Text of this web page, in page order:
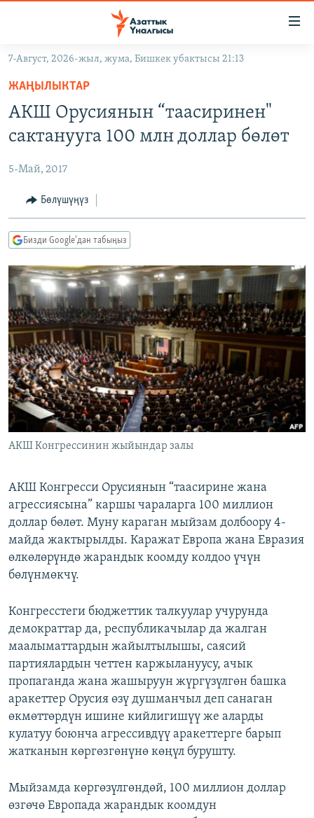
Навигацияга
өтүңүз
Издөөгө
салыңызКЫРГЫЗСТАН
ЭКОНОМИКА
МАДАНИЯТ
БОРБОР АЗИЯ
АТАЙЫН ИЛИКТӨӨ
ТВ ПРОГРАММАЛАР
ЭКСПЕРТТЕР ТАЛДАЙТ
БИЗ ЖАНА ДҮЙНӨ
ДАНИСТЕ
ЭЖЕ-СИҢДИЛЕР
АЗАТТЫК+
ЫҢГАЙСЫЗ СУРООЛОР
ӨЗГӨЧӨ ПИКИР
Русский
ОНЛАЙН ШЕРИНЕ
ЭЕ/АРнун бардык сайттары
7-Август, 2026-жыл, жума, Бишкек убактысы 21:13
ЖАҢЫЛЫКТАР
АКШ Орусиянын “таасиринен"
сактанууга 100 млн доллар бөлөт
5-Май, 2017
Бөлүшүңүз
Бизди Google'дан табыңыз
АКШ Конгрессинин жыйындар залы
АКШ Конгресси Орусиянын “таасирине жана
агрессиясына” каршы чараларга 100 миллион
доллар бөлөт. Муну караган мыйзам долбоору 4-
майда жактырылды. Каражат Европа жана Евразия
өлкөлөрүндө жарандык коомду колдоо үчүн
бөлүнмөкчү.
Конгресстеги бюджеттик талкуулар учурунда
демократтар да, республикачылар да жалган
маалыматтардын жайылтылышы, саясий
партиялардын четтен каржылануусу, ачык
пропаганда жана жашыруун жүргүзүлгөн башка
аракеттер Орусия өзү душманчыл деп санаган
өкмөттөрдүн ишине кийлигишүү же аларды
кулатуу боюнча агрессивдүү аракеттерге барып
жатканын көргөзгөнүнө көңүл бурушту.
Мыйзамда көргөзүлгөндөй, 100 миллион доллар
өзгөчө Европада жарандык коомдун